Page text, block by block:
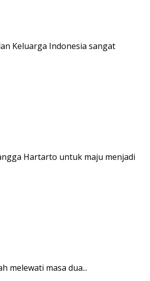
Keluarga Indonesia sangat
Hartarto untuk maju menjadi
melewati masa dua...